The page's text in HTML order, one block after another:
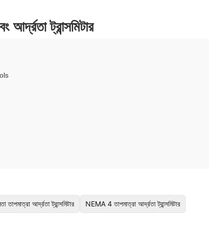
ট্রান্সমিটার
তাপমাত্রা আর্দ্রতা ট্রান্সমিটার NEMA 4 তাপমাত্রা আর্দ্রতা ট্রান্সমিটার